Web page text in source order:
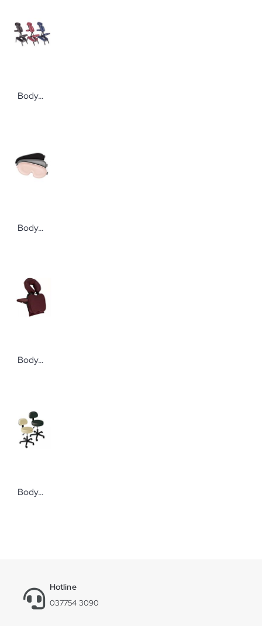
Bodynova WellTouch® Massagestuhl Vital
Bodynova WellTouch Schlafmaske
Bodynova WellTouch Massage-Tischaufsatz Travel Mate
Bodynova WellTouch Rollhocker mit Rückenlehne
Hotline
037754 3090